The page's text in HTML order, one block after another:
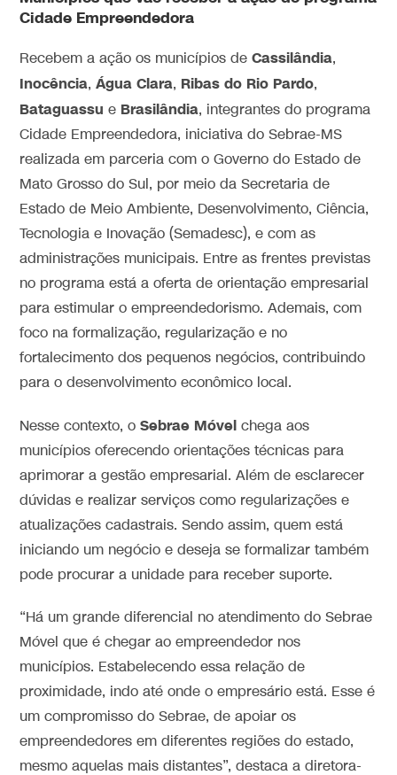
Cidade Empreendedora
Recebem a ação os municípios deCassilândia,
Inocência,Água Clara, Ribas do Rio Pardo,
Bataguassu e Brasilândia, integrantes do programa
Cidade Empreendedora, iniciativa do Sebrae-MS
realizada em parceria com o Governo do Estado de
Mato Grosso do Sul, por meio da Secretaria de
Estado de Meio Ambiente, Desenvolvimento, Ciência,
Tecnologia e Inovação (Semadesc), e com as
administrações municipais. Entre as frentes previstas
no programa está a oferta de orientação empresarial
para estimular o empreendedorismo. Ademais, com
foco na formalização, regularização e no
fortalecimento dos pequenos negócios, contribuindo
para o desenvolvimento econômico local.
Nesse contexto, oSebrae Móvel chega aos
municípios oferecendo orientações técnicas para
aprimorar a gestão empresarial. Além de esclarecer
dúvidas e realizar serviços como regularizações e
atualizações cadastrais. Sendo assim, quem está
iniciando um negócio e deseja se formalizar também
pode procurar a unidade para receber suporte.
“Há um grande diferencial no atendimento do Sebrae
Móvel que é chegar ao empreendedor nos
municípios. Estabelecendo essa relação de
proximidade, indo até onde o empresário está. Esse é
um compromisso do Sebrae, de apoiar os
empreendedores em diferentes regiões do estado,
mesmo aquelas mais distantes”, destaca a diretora-